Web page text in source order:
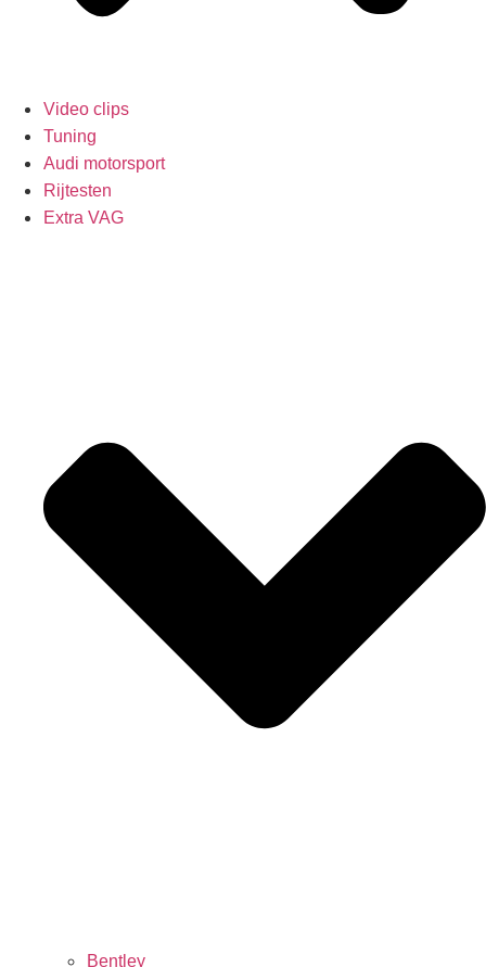
Video clips
Tuning
Audi motorsport
Rijtesten
Extra VAG
Bentley